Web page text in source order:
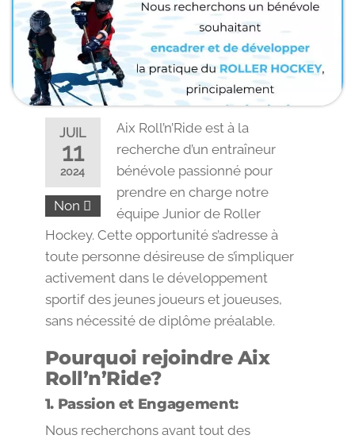
JUIL
11
2024
Non
Aix Roll’n’Ride est à la
recherche d’un entraîneur
bénévole passionné pour
prendre en charge notre
équipe Junior de Roller
Hockey. Cette opportunité s’adresse à
toute personne désireuse de s’impliquer
activement dans le développement
sportif des jeunes joueurs et joueuses,
sans nécessité de diplôme préalable.
Pourquoi rejoindre Aix
Roll’n’Ride?
1. Passion et Engagement:
Nous recherchons avant tout des